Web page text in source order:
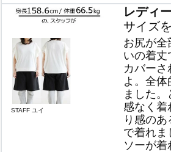
レディ
サイズ
STAFF ユイ
お尻が全
いの着丈
カバーさ
よ。全体
ました
感なく着
り感の
で着れま
ソーが着